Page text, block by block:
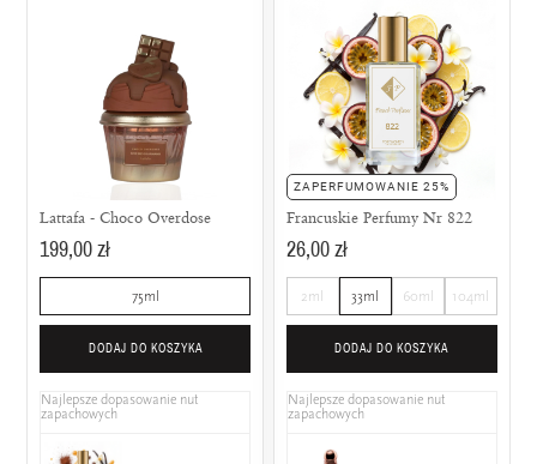
Lattafa - Choco Overdose
199,00 zł
75ml
DODAJ DO KOSZYKA
Najlepsze dopasowanie nut
zapachowych
ZAPERFUMOWANIE 25%
Francuskie Perfumy Nr 822
26,00 zł
2ml 33ml 60ml 104ml
DODAJ DO KOSZYKA
Najlepsze dopasowanie nut
zapachowych